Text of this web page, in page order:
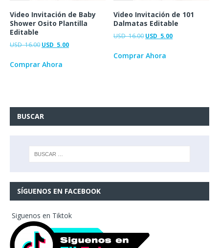
Video Invitación de Baby
Shower Osito Plantilla
Editable
USD16.00 USD 5.00
Comprar Ahora
Video Invitación de 101
Dalmatas Editable
USD16.00 USD 5.00
Comprar Ahora
BUSCAR
SÍGUENOS EN FACEBOOK
Siguenos en Tiktok